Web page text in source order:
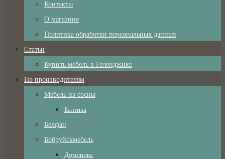
Контакты
О магазине
Политика обработки персональных данных
Статьи
Купить мебель в Геленджике
По производителям
Мебель из сосны
Балтика
Белфан
Бобруйскмебель
Доминика